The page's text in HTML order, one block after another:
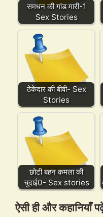
समधन की गांड मारी-1
Sex Stories
ठेकेदार की बीवी- Sex
Stories
छोटी बहन कमला की
चुदाई0- Sex stories
ऐसी ही और कहानियाँ